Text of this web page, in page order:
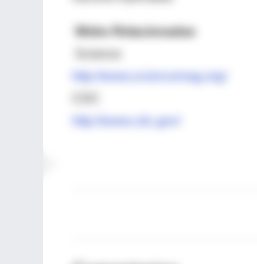
Webs Relacionadas
http://www.sciencemag.org/
http://www.cdc.gov/